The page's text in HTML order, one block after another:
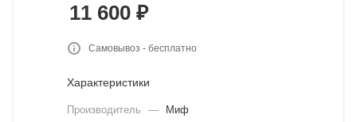
11 600 ₽
Самовывоз - бесплатно
Характеристики
Производитель —
Миф